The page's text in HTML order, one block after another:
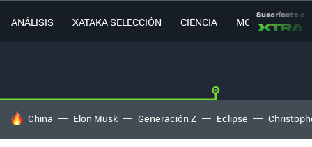
ANÁLISIS XATAKA SELECCIÓN CIENCIA MOVILIDAD
Suscríbete a
HOY SE HABLA DE
China Elon Musk Generación Z Eclipse